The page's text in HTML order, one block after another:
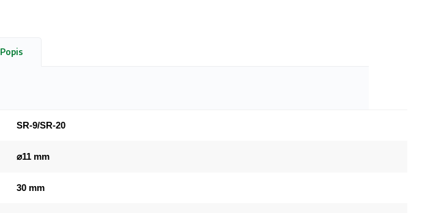
Popis
SR-9/SR-20
⌀11 mm
30 mm